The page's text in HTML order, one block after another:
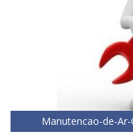
Manutencao-de-